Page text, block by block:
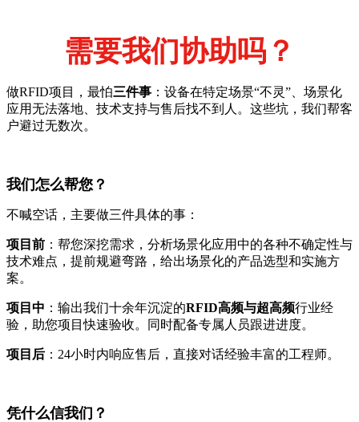
需要我们协助吗？
做RFID项目，最怕三件事 ：设备在特定场景“不灵”、场景化
应用无法落地、技术支持与售后找不到人。这些坑，我们帮客
户避过无数次。
我们怎么帮您？
不喊空话，主要做三件具体的事：
项目前 ：帮您深挖需求，分析场景化应用中的各种不确定性与
技术难点，提前规避弯路，给出场景化的产品选型和实施方
案。
项目中 ：输出我们十余年沉淀的RFID高频与超高频行业经
验，助您项目快速验收。同时配备专属人员跟进进度。
项目后 ：24小时内响应售后，直接对话经验丰富的工程师。
凭什么信我们？